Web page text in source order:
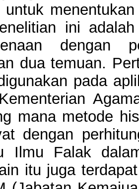
untuk
ini
dengan
dua temuan.
pada
mana metode
dengan
Ilmu Falak
itu juga